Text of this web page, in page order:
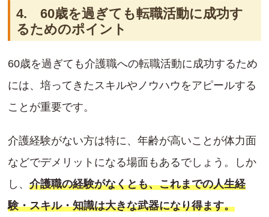
4. 60歳を過ぎても転職活動に成功す
るためのポイント
60歳を過ぎても介護職への転職活動に成功するため
には、培ってきたスキルやノウハウをアピールする
ことが重要です。
介護経験がない方は特に、年齢が高いことが体力面
などでデメリットになる場面もあるでしょう。しか
し、 介護職の経験がなくとも、これまでの人生経
験・スキル・知識は大きな武器になり得ます。